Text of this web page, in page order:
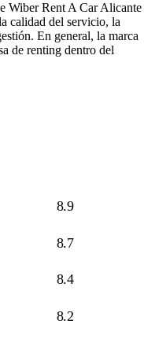
Wiber Rent A Car Alicante
calidad del servicio, la
En general, la marca
de renting dentro del
8.9
8.7
8.4
8.2